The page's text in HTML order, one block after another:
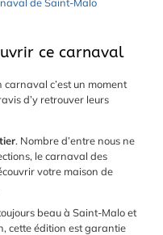
ce carnaval
carnaval c’est un moment
d’y retrouver leurs
. Nombre d’entre nous ne
le carnaval des
votre maison de
beau à Saint-Malo et
cette édition est garantie